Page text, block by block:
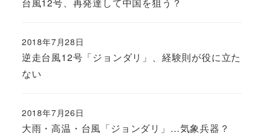
逆走台風12号「ジョンダリ」、経験則が役に立た
ない
2018年7月28日
大雨・高温・台風「ジョンダリ」…気象兵器？
2018年7月26日